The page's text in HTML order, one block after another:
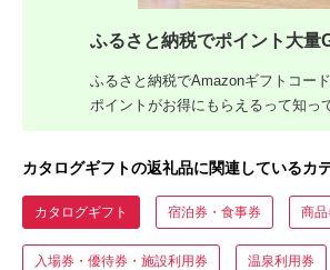
ふるさと納税でポイント大量
ふるさと納税でAmazonギフトコー
ポイントがお得にもらえるって知っ
カタログギフトの返礼品に関連しているカ
カタログギフト 宿泊券・食事券 商
入場券・優待券・施設利用券 温泉利用券